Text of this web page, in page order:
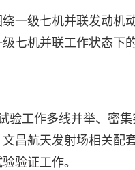
一级七机并联发动机
七机并联工作状态下
验工作多线并举、密集
昌航天发射场相关配
验证工作。